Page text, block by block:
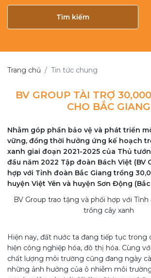
Tìm kiếm
Trang chủ Tin tức chung
BV GROUP TÀI TRỢ
CHO BẮC GIANG
Nhằm góp phần bảo vệ và phát triển
vững, đồng thời hưởng ứng kế hoạch
xanh giai đoạn 2021-2025 của Thủ
đầu năm 2022 Tập đoàn Bách Việt (BV
hợp với Tỉnh đoàn Bắc Giang trồng
huyện Việt Yên và huyện Sơn Động
BV Group trao tặng và phối hợp với Tỉnh
trồng cây xanh
Hiện nay, đất nước ta đang tiếp tục trong
hiện công nghiệp hóa, đô thị hóa. Cùng
chất lượng môi trường cũng đang ngày
những ảnh hưởng của ô nhiễm môi